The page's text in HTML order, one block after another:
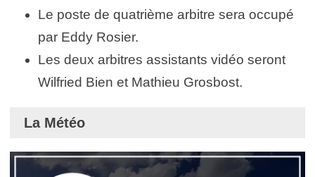
Le poste de quatrième arbitre sera occupé
par Eddy Rosier.
Les deux arbitres assistants vidéo seront
Wilfried Bien et Mathieu Grosbost.
La Météo